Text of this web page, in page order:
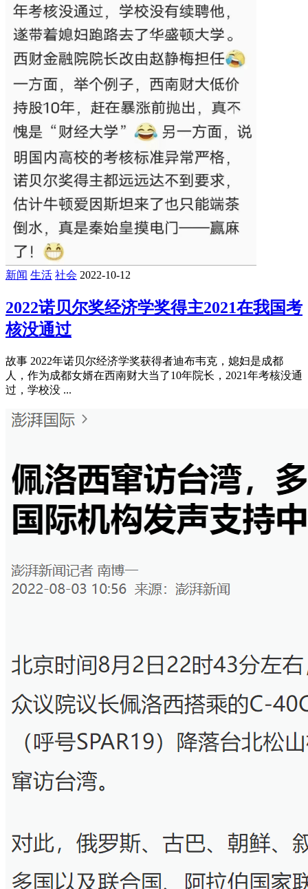
新闻 生活 社会 2022-10-12
2022诺贝尔奖经济学奖得主2021在我国考
核没通过
故事 2022年诺贝尔经济学奖获得者迪布韦克，媳妇是成都
人，作为成都女婿在西南财大当了10年院长，2021年考核没通
过，学校没 ...